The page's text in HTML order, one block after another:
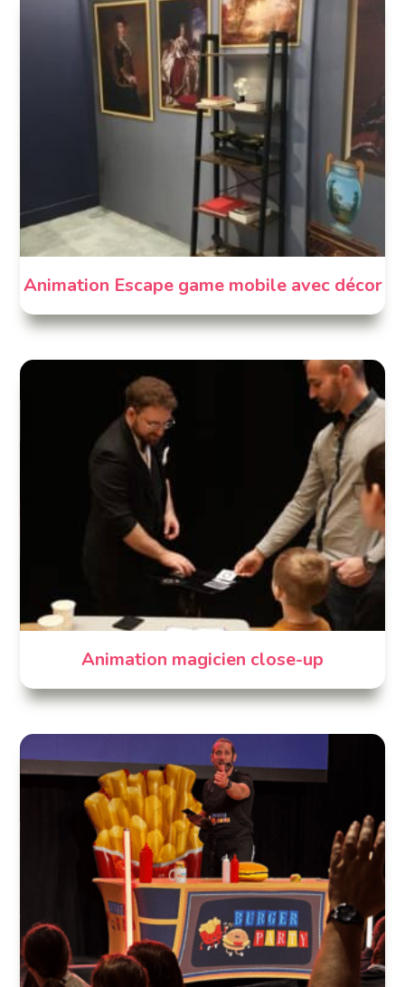
Animation Escape game mobile avec décor
Animation magicien close-up